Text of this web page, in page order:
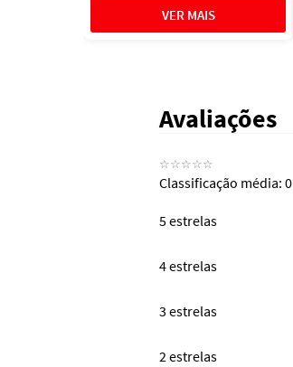
Avaliações
☆☆☆☆☆
Classificação média: 0
5 estrelas
4 estrelas
3 estrelas
2 estrelas